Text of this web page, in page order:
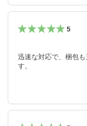
5
迅速な対応で、梱包
す。